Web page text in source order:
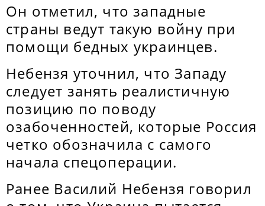
Он отметил, что западные
страны ведут такую войну при
помощи бедных украинцев.
Небензя уточнил, что Западу
следует занять реалистичную
позицию по поводу
озабоченностей, которые Россия
четко обозначила с самого
начала спецоперации.
Ранее Василий Небензя говорил